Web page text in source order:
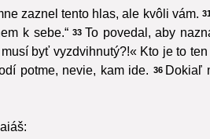
zaznel tento hlas, ale kvôli vám.
k sebe.“ 33 To povedal, aby
byť vyzdvihnutý?!« Kto je to ten
potme, nevie, kam ide. 36 Dokiaľ